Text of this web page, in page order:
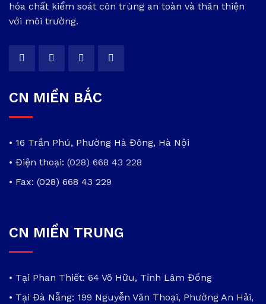
hóa chất kiểm soát côn trùng an toàn và thân thiện
với môi trường.
CN MIỀN BẮC
• 16 Trần Phú, Phường Hà Đông, Hà Nội
• Điện thoại: (028) 668 43 228
• Fax: (028) 668 43 229
CN MIỀN TRUNG
• Tại Phan Thiết: 64 Võ Hữu, Tỉnh Lâm Đồng
• Tại Đà Nẵng: 199 Nguyễn Văn Thoại, Phường An Hải,